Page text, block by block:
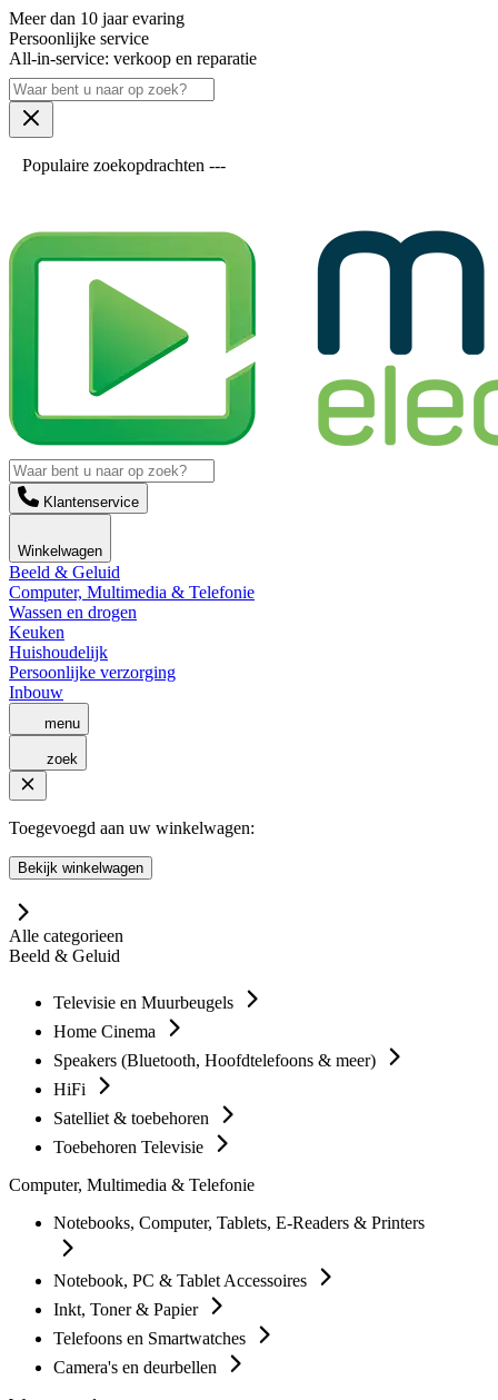
Meer dan 10 jaar evaring
Persoonlijke service
All-in-service: verkoop en reparatie
Populaire zoekopdrachten ---
Klantenservice
Winkelwagen
Beeld & Geluid
Computer, Multimedia & Telefonie
Wassen en drogen
Keuken
Huishoudelijk
Persoonlijke verzorging
Inbouw
menu
zoek
Toegevoegd aan uw winkelwagen:
Bekijk winkelwagen
Alle categorieen
Beeld & Geluid
Televisie en Muurbeugels
Home Cinema
Speakers (Bluetooth, Hoofdtelefoons & meer)
HiFi
Satelliet & toebehoren
Toebehoren Televisie
Computer, Multimedia & Telefonie
Notebooks, Computer, Tablets, E-Readers & Printers
Notebook, PC & Tablet Accessoires
Inkt, Toner & Papier
Telefoons en Smartwatches
Camera's en deurbellen